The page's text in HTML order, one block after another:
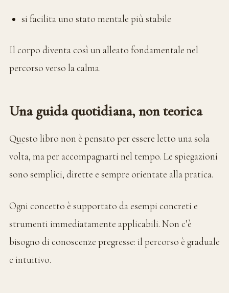
si facilita uno stato mentale più stabile
Il corpo diventa così un alleato fondamentale nel
percorso verso la calma.
Una guida quotidiana, non teorica
Questo libro non è pensato per essere letto una sola
volta, ma per accompagnarti nel tempo. Le spiegazioni
sono semplici, dirette e sempre orientate alla pratica.
Ogni concetto è supportato da esempi concreti e
strumenti immediatamente applicabili. Non c’è
bisogno di conoscenze pregresse: il percorso è graduale
e intuitivo.